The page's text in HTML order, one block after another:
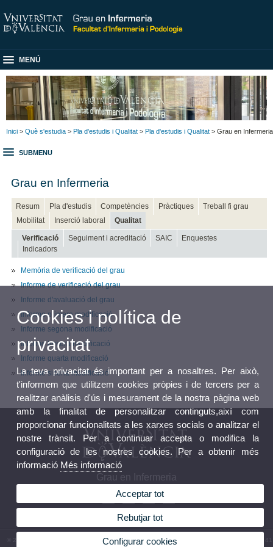
MENÚ
Inici > Què s'estudia > Pla d'estudis i Qualitat > Pla d'estudis i Qualitat > Grau en Infermeria
SUBMENU
Grau en Infermeria
Resum Pla d'estudis Competències Pràctiques
Treball fi grau
Mobilitat
Inserció laboral Qualitat
Verificació Seguiment i acreditació SAIC
Enquestes
Indicadors
Memòria de verificació del grau
Informe de verificació del grau
Informe d'avaluació del grau
Informe primera modificació
Informe segona modificació
Informe tercera modificació
Informe quarta modificació
Informe sisena modificació
Grau en Infermeria
© 2026 UV. - Av. Menéndez y Pelayo, s/n. 46010 València. Espanya. Telèfon: (+34) 96 386 41
Cookies i política de
privacitat
La teva privacitat és important per a nosaltres. Per això,
t'informem que utilitzem cookies pròpies i de tercers per a
realitzar anàlisis d'ús i mesurament de la nostra pàgina web
amb la finalitat de personalitzar continguts,així com
proporcionar funcionalitats a les xarxes socials o analitzar el
nostre trànsit. Per a continuar accepta o modifica la
configuració de les nostres cookies. Per a obtenir més
informació Més informació
Acceptar tot
Rebutjar tot
Configurar cookies